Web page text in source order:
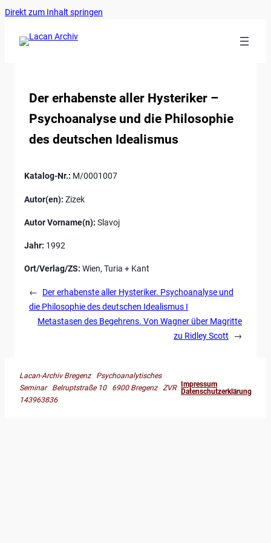
Direkt zum Inhalt springen
Der erhabenste aller Hysteriker –
Psychoanalyse und die Philosophie
des deutschen Idealismus
Katalog-Nr.: M/0001007
Autor(en): Zizek
Autor Vorname(n): Slavoj
Jahr: 1992
Ort/Verlag/ZS: Wien, Turia + Kant
←
Der erhabenste aller Hysteriker. Psychoanalyse und
die Philosophie des deutschen Idealismus I
Metastasen des Begehrens. Von Wagner über Magritte
zu Ridley Scott
→
Lacan-Archiv Bregenz Psychoanalytisches
Seminar Belruptstraße 10 6900 Bregenz ZVR
143963836
Impressum
Datenschutzerklärung